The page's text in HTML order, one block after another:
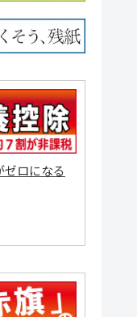
ロになる